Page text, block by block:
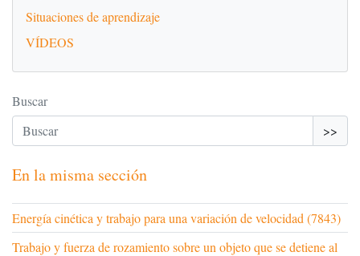
Situaciones de aprendizaje
VÍDEOS
Buscar
>>
En la misma sección
Energía cinética y trabajo para una variación de velocidad (7843)
Trabajo y fuerza de rozamiento sobre un objeto que se detiene al